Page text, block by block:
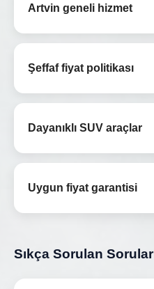
Artvin geneli hizmet
Şeffaf fiyat politikası
Dayanıklı SUV araçlar
Uygun fiyat garantisi
Sıkça Sorulan Sorular